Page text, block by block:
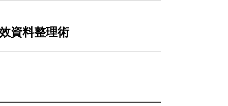
資料整理術